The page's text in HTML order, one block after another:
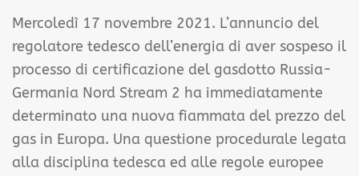
Mercoledì 17 novembre 2021. L’annuncio del
regolatore tedesco dell’energia di aver sospeso il
processo di certificazione del gasdotto Russia-
Germania Nord Stream 2 ha immediatamente
determinato una nuova fiammata del prezzo del
gas in Europa. Una questione procedurale legata
alla disciplina tedesca ed alle regole europee